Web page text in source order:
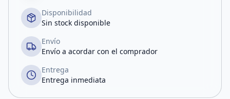
Disponibilidad
Sin stock disponible
Envío
Envío a acordar con el comprador
Entrega
Entrega inmediata